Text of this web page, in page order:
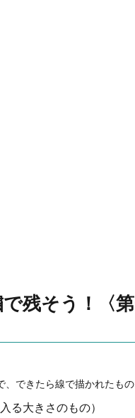
残そう！〈
できたら線で描かれたもの
る大きさのもの）